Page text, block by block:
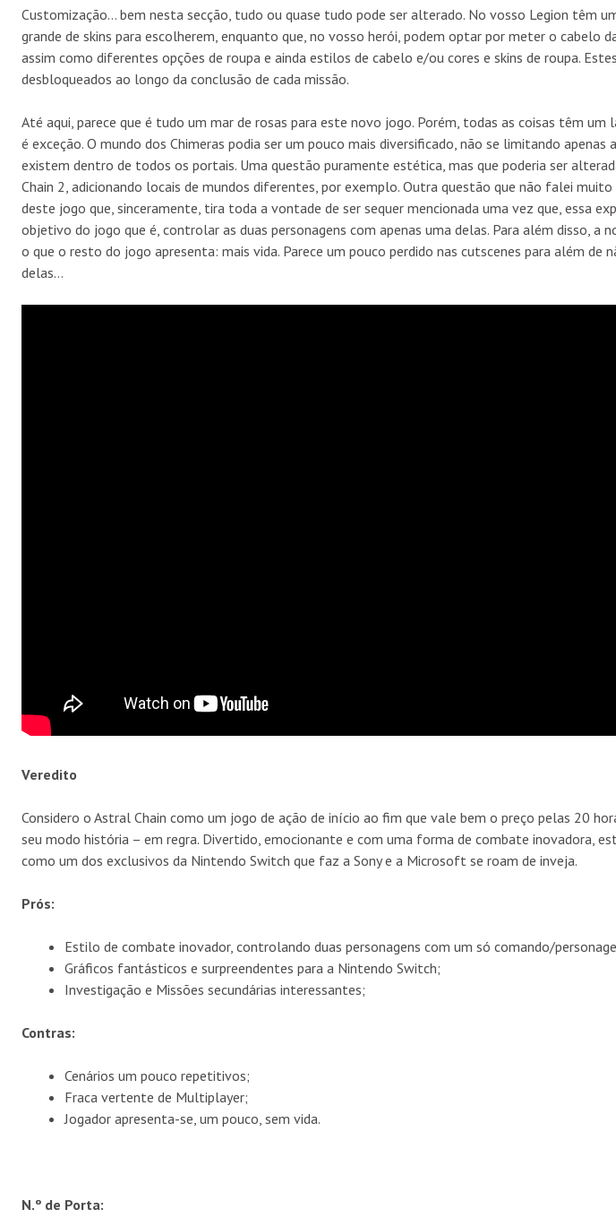
Customização… bem nesta secção, tudo ou quase tudo pode ser alterado. No vosso Legion têm
grande de skins para escolherem, enquanto que, no vosso herói, podem optar por meter o cabelo
assim como diferentes opções de roupa e ainda estilos de cabelo e/ou cores e skins de roupa.
desbloqueados ao longo da conclusão de cada missão.
Até aqui, parece que é tudo um mar de rosas para este novo jogo. Porém, todas as coisas têm
é exceção. O mundo dos Chimeras podia ser um pouco mais diversificado, não se limitando
existem dentro de todos os portais. Uma questão puramente estética, mas que poderia ser
Chain 2, adicionando locais de mundos diferentes, por exemplo. Outra questão que não falei
deste jogo que, sinceramente, tira toda a vontade de ser sequer mencionada uma vez que, essa
objetivo do jogo que é, controlar as duas personagens com apenas uma delas. Para além disso, a
o que o resto do jogo apresenta: mais vida. Parece um pouco perdido nas cutscenes para além de
delas…
Veredito
Considero o Astral Chain como um jogo de ação de início ao fim que vale bem o preço pelas 20
seu modo história – em regra. Divertido, emocionante e com uma forma de combate inovadora,
como um dos exclusivos da Nintendo Switch que faz a Sony e a Microsoft se roam de inveja.
Prós:
Estilo de combate inovador, controlando duas personagens com um só comando/
Gráficos fantásticos e surpreendentes para a Nintendo Switch;
Investigação e Missões secundárias interessantes;
Contras:
Cenários um pouco repetitivos;
Fraca vertente de Multiplayer;
Jogador apresenta-se, um pouco, sem vida.
N.º de Porta: